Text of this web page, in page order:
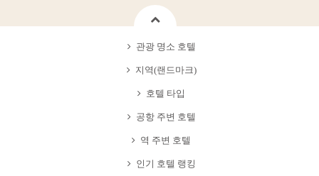
관광 명소 호텔
지역(랜드마크)
호텔 타입
공항 주변 호텔
역 주변 호텔
인기 호텔 랭킹